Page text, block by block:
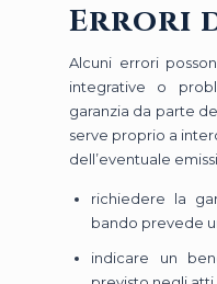
Errori
Alcuni errori
integrative o
garanzia da parte
serve proprio a
dell’eventuale
richiedere la
bando prevede
indicare un